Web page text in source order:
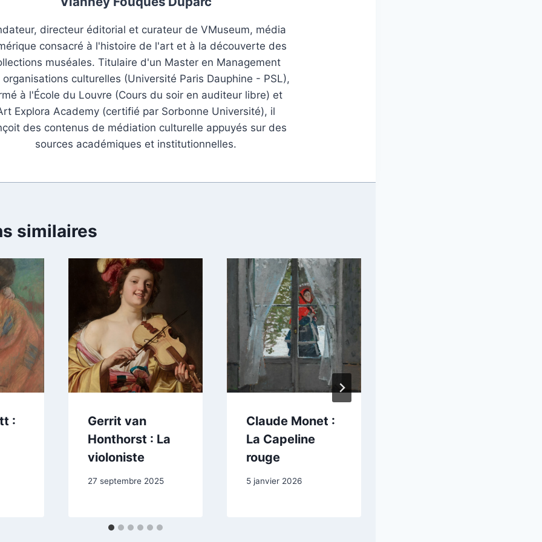
directeur éditorial et curateur de VMuseum, média
consacré à l'histoire de l'art et à la découverte des
muséales. Titulaire d'un Master en Management
culturelles (Université Paris Dauphine - PSL),
à l'École du Louvre (Cours du soir en auditeur libre) et
Explora Academy (certifié par Sorbonne Université), il
des contenus de médiation culturelle appuyés sur des
sources académiques et institutionnelles.
similaires
:
Gerrit van
Honthorst : La
violoniste
27 septembre 2025
Claude Monet :
La Capeline
rouge
5 janvier 2026